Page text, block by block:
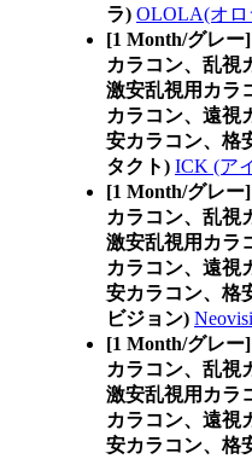
ラ) OLOLA(オロ
[1 Month/グレー
カラコン、乱視
激安乱視用カラ
カラコン、遠視
安カラコン、格
タクト) ICK (ア
[1 Month/グレー
カラコン、乱視
激安乱視用カラ
カラコン、遠視
安カラコン、格
ビジョン)
[1 Month/グレー
カラコン、乱視
激安乱視用カラ
カラコン、遠視
安カラコン、格